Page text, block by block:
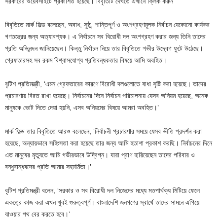
বিবৃতিতে মার্ক ফিল্ড বলেছেন, অবাধ, সুষ্ঠু, শান্তিপূর্ণ ও অংশগ্রহণমূলক নির্বাচন যেকোনো কার্যকর
গণতন্ত্রের জন্য অত্যাবশ্যক। এ নির্বাচনে সব বিরোধী দল অংশগ্রহণ করার জন্য তিনি তাদের
প্রতি অভিনন্দন জানিয়েছেন। কিন্তু নির্বাচন নিয়ে তার বিবৃতিতে গভীর উদ্বেগ ফুটে উঠেছে।
গ্রেফতারসহ সব রকম বিশ্বাসযোগ্য প্রতিবন্ধকতার বিষয়ে আমি অবহিত।
বৃটিশ প্রতিমন্ত্রী, ‘এমন গ্রেফতারের কারণে বিরোধী দলগুলোতে বাধা সৃষ্টি করা হয়েছে। তাদের
প্রচারণায় বিরত রাখা হয়েছে। নির্বাচনের দিনে নির্বাচন পরিচালনায় যেসব অনিয়ম হয়েছে, অনেক
মানুষকে ভোট দিতে দেয়া হয়নি, এসব অনিয়মের বিষয়ে আমরা অবহিত।’
মার্ক ফিল্ড তার বিবৃতিতে আরও বলেছেন, ‘নির্বাচনী প্রচারণার সময়ে যেসব ভীতি প্রদর্শন করা
হয়েছে, অন্যায়ভাবে সহিংসতা করা হয়েছে তার জন্য আমি হতাশা প্রকাশ করছি। নির্বাচনের দিনে
এত মানুষের মৃত্যুতে আমি গভীরভাবে উদ্বিগ্ন। যারা প্রাণ হারিয়েছেন তাদের পরিবার ও
বন্ধুবান্ধবদের প্রতি আমার সহমর্মিতা।’
বৃটিশ প্রতিমন্ত্রী বলেন, ‘সরকার ও সব বিরোধী দল নিজেদের মধ্যে মতপার্থক্য মিটিয়ে ফেলে
একত্রে কাজ করা এখন খুবই গুরুত্বপূর্ণ। বাংলাদেশি জনগণের স্বার্থে তাদের সামনে এগিয়ে
যাওয়ার পথ বের করতে হবে।’